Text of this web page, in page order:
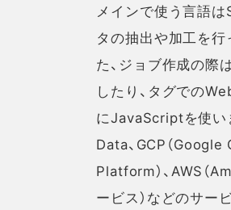
メインで使う言語は
タの抽出や加工を行
た、ジョブ作成の際
したり、タグでの
にJavaScriptを使い
Data、GCP（Google
Platform）、AWS（
ービス）などのサー